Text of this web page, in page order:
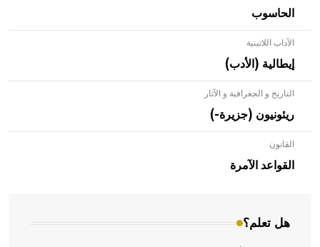
الحاسوب
الآداب اللاتينية
إيطالية (الأدب)
التاريخ و الجغرافية و الآثار
ريئونيون (جزيرة-)
القانون
القواعد الآمرة
هل تعلم؟
- هل تعلم أن الأبلق نوع من الفنون الهندسية التي ارتبطت
بالعمارة الإسلامية في بلاد الشام ومصر خاصة، حيث يحرص
المعمار على بناء مداميكه وخاصة في الواجهات